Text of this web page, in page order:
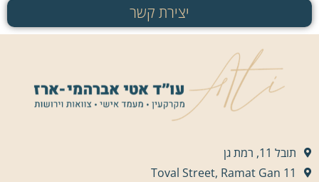
יצירת קשר
תובל 11, רמת גן
11 Toval Street, Ramat Gan